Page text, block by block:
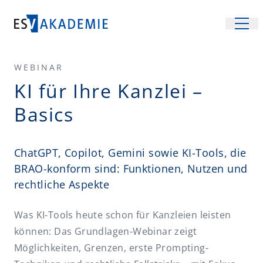
Veranstaltungen
Fachgebiete
Recht
Management und Wirtschaft
Betriebssicherheit
Arbeitsschutz
Energiewirtschaftsrecht
Inhouse-Schulungen
Location
Unsere Räume
Räume mieten
Anreise
Virtueller Rundgang
Über uns
Partner
Kontakt
Newsletter
WEBINAR
KI für Ihre Kanzlei –
Basics
ChatGPT, Copilot, Gemini sowie KI-Tools, die
BRAO-konform sind: Funktionen, Nutzen und
rechtliche Aspekte
Was KI-Tools heute schon für Kanzleien leisten
können: Das Grundlagen-Webinar zeigt
Möglichkeiten, Grenzen, erste Prompting-